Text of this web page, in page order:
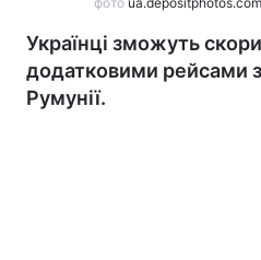
Українці зможуть
додатковими рейсами
Румунії.